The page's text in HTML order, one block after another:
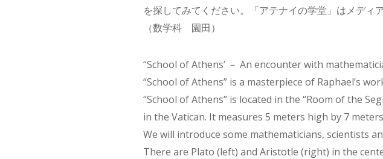
を探してみてください。「アテナイの学堂」はメディ
（数学科 園田）
“School of Athens’ － An encounter with
“School of Athens” is a masterpiece of Raphael’s
“School of Athens” is located in the “Room of the
in the Vatican. It measures 5 meters high by 7
We will introduce some mathematicians, scientists
There are Plato (left) and Aristotle (right) in the